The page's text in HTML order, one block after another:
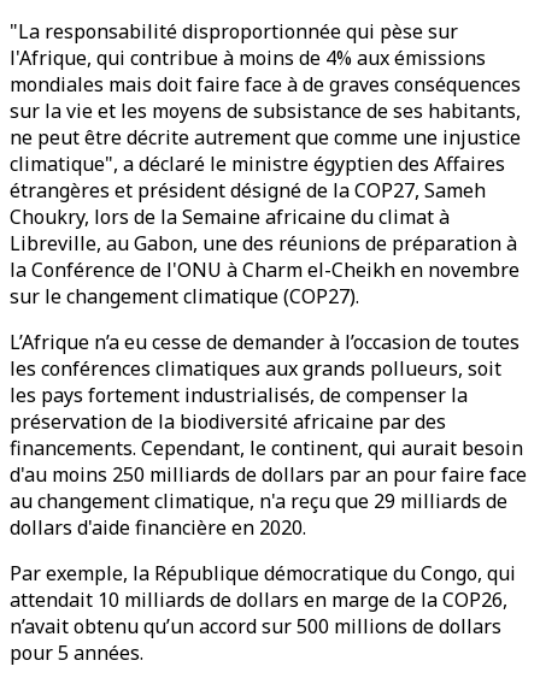
"La responsabilité disproportionnée qui pèse sur
l'Afrique, qui contribue à moins de 4% aux émissions
mondiales mais doit faire face à de graves conséquences
sur la vie et les moyens de subsistance de ses habitants,
ne peut être décrite autrement que comme une injustice
climatique", a déclaré le ministre égyptien des Affaires
étrangères et président désigné de la COP27, Sameh
Choukry, lors de la Semaine africaine du climat à
Libreville, au Gabon, une des réunions de préparation à
la Conférence de l'ONU à Charm el-Cheikh en novembre
sur le changement climatique (COP27).
L’Afrique n’a eu cesse de demander à l’occasion de toutes
les conférences climatiques aux grands pollueurs, soit
les pays fortement industrialisés, de compenser la
préservation de la biodiversité africaine par des
financements. Cependant, le continent, qui aurait besoin
d'au moins 250 milliards de dollars par an pour faire face
au changement climatique, n'a reçu que 29 milliards de
dollars d'aide financière en 2020.
Par exemple, la République démocratique du Congo, qui
attendait 10 milliards de dollars en marge de la COP26,
n’avait obtenu qu’un accord sur 500 millions de dollars
pour 5 années.